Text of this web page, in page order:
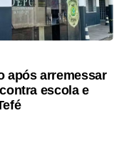
após arremessar
escola e